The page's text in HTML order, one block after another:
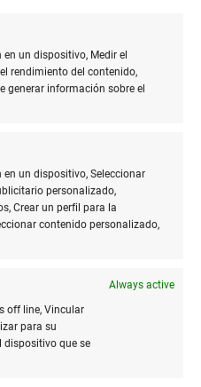
un dispositivo, Medir el
rendimiento del contenido,
generar información sobre el
un dispositivo, Seleccionar
personalizado,
Crear un perfil para la
contenido personalizado,
Always active
off line, Vincular
para su
dispositivo que se
como cintas o sellos
de la tarjeta.
personalizada para
y detalles como cintas o
tarjeta de agradecimiento
colores acorde a la marca
y gratitud.